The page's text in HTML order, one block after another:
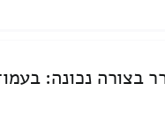
בצורה נכונה: